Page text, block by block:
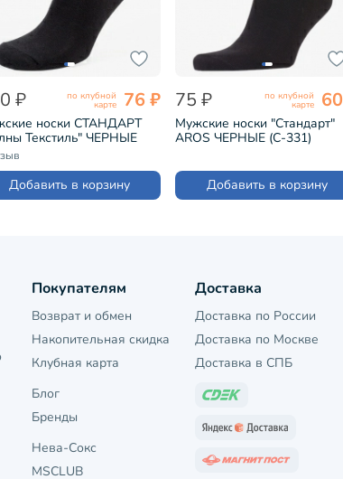
₽ по клубной
карте 76 ₽
носки СТАНДАРТ
Текстиль" ЧЕРНЫЕ
этикеток) (L46)
Добавить в корзину
75 ₽ по клубной
карте
Мужские носки "Стандарт"
AROS ЧЕРНЫЕ (С-331)
Добавить в корзину
Покупателям
Возврат и обмен
Накопительная скидка
Клубная карта
Блог
Бренды
Нева-Сокс
MSCLUB
Доставка
Доставка по России
Доставка по Москве
Доставка в СПБ